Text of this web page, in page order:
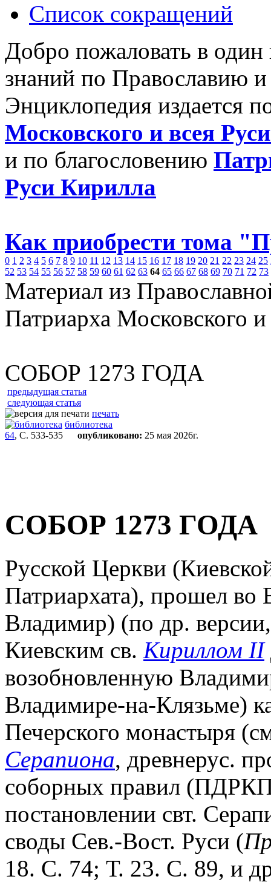
Список сокращений
Добро пожаловать в
знаний по Православию
Энциклопедия издается
Московского и всея
и по благословению
Руси Кирилла
Как приобрести тома
0 1 2 3 4 5 6 7 8 9 10 11 12 13 14 15 16 17 18 19 20 21 22 23 24 25
52 53 54 55 56 57 58 59 60 61 62 63 64 65 66 67 68 69 70 71 72 73
Материал из
Патриарха Московского
СОБОР 1273 ГОДА
предыдущая статья
следующая статья
печать
библиотека
64, С. 533-535 опубликовано: 25 мая 2026г.
СОБОР 1273 ГОДА
Русской Церкви
Патриархата), прошел
Владимир) (по др.
Киевским св. Кириллом II
возобновленную
Владимире-на-Клязьме)
Печерского монастыря
Серапиона, древнерус.
соборных правил
постановлении свт.
своды Сев.-Вост. Руси (
18. С. 74; Т. 23. С. 89, и